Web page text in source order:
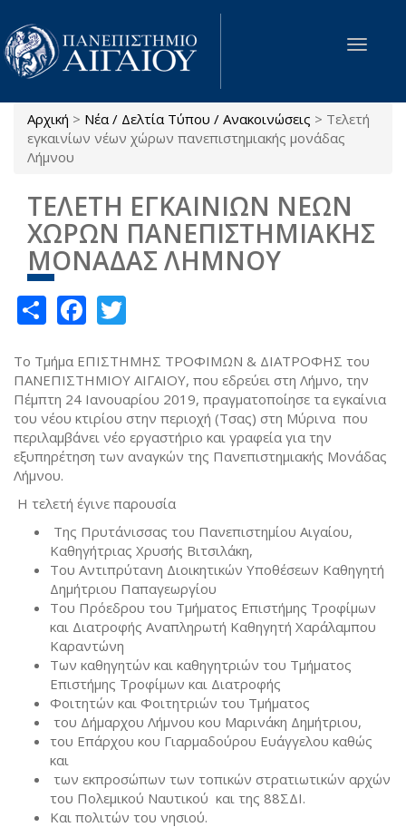
Παράκαμψη προς το κυρίως περιεχόμενο
Toggle
Είστε εδώ
Αρχική > Νέα / Δελτία Τύπου / Ανακοινώσεις > Τελετή
εγκαινίων νέων χώρων πανεπιστημιακής μονάδας
Λήμνου
ΤΕΛΕΤΗ ΕΓΚΑΙΝΙΩΝ ΝΕΩΝ
ΧΩΡΩΝ ΠΑΝΕΠΙΣΤΗΜΙΑΚΗΣ
ΜΟΝΑΔΑΣ ΛΗΜΝΟΥ
ShareFacebook
Το Τμήμα ΕΠΙΣΤΗΜΗΣ ΤΡΟΦΙΜΩΝ & ΔΙΑΤΡΟΦΗΣ του
ΠΑΝΕΠΙΣΤΗΜΙΟΥ ΑΙΓΑΙΟΥ, που εδρεύει στη Λήμνο, την
Πέμπτη 24 Ιανουαρίου 2019, πραγματοποίησε τα εγκαίνια
του νέου κτιρίου στην περιοχή (Τσας) στη Μύρινα που
περιλαμβάνει νέο εργαστήριο και γραφεία για την
εξυπηρέτηση των αναγκών της Πανεπιστημιακής Μονάδας
Λήμνου.
Η τελετή έγινε παρουσία
Της Πρυτάνισσας του Πανεπιστημίου Αιγαίου,
Καθηγήτριας Χρυσής Βιτσιλάκη,
Του Αντιπρύτανη Διοικητικών Υποθέσεων Καθηγητή
Δημήτριου Παπαγεωργίου
Του Πρόεδρου του Τμήματος Επιστήμης Τροφίμων
και Διατροφής Αναπληρωτή Καθηγητή Χαράλαμπου
Καραντώνη
Των καθηγητών και καθηγητριών του Τμήματος
Επιστήμης Τροφίμων και Διατροφής
Φοιτητών και Φοιτητριών του Τμήματος
του Δήμαρχου Λήμνου κου Μαρινάκη Δημήτριου,
του Επάρχου κου Γιαρμαδούρου Ευάγγελου καθώς
και
των εκπροσώπων των τοπικών στρατιωτικών αρχών
του Πολεμικού Ναυτικού και της 88ΣΔΙ.
Και πολιτών του νησιού.